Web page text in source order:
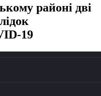
районі дві
19